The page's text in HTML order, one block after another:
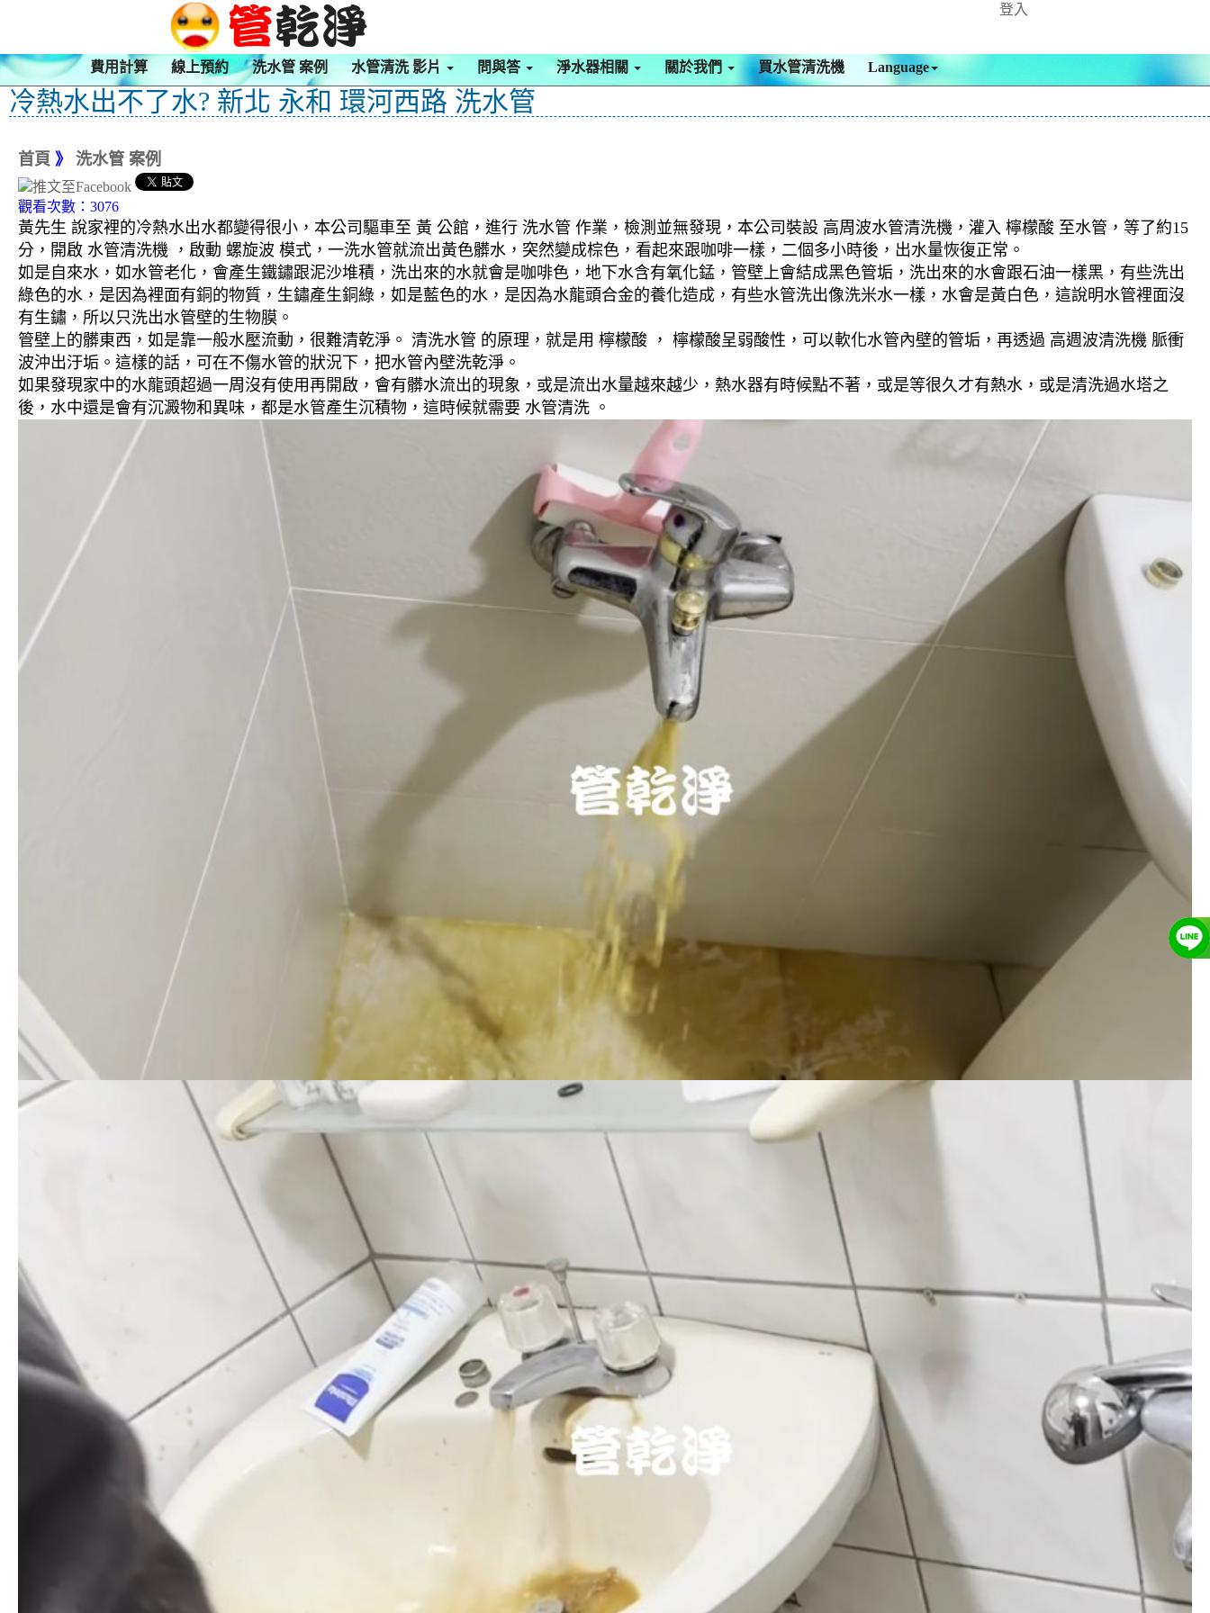
登入
費用計算 線上預約 洗水管 案例 水管清洗 影片 問與答 淨水器相關 關於我們 買水管清洗機 Language
冷熱水出不了水? 新北 永和 環河西路 洗水管
首頁 》 洗水管 案例
觀看次數：3076
黃先生 說家裡的冷熱水出水都變得很小，本公司驅車至 黃 公館，進行 洗水管 作業，檢測並無發現，本公司裝設 高周波水管清洗機，灌入 檸檬酸 至水管，等了約15
分，開啟 水管清洗機 ，啟動 螺旋波 模式，一洗水管就流出黃色髒水，突然變成棕色，看起來跟咖啡一樣，二個多小時後，出水量恢復正常。
如是自來水，如水管老化，會產生鐵鏽跟泥沙堆積，洗出來的水就會是咖啡色，地下水含有氧化錳，管壁上會結成黑色管垢，洗出來的水會跟石油一樣黑，有些洗出
綠色的水，是因為裡面有銅的物質，生鏽產生銅綠，如是藍色的水，是因為水龍頭合金的養化造成，有些水管洗出像洗米水一樣，水會是黃白色，這說明水管裡面沒
有生鏽，所以只洗出水管壁的生物膜。
管壁上的髒東西，如是靠一般水壓流動，很難清乾淨。 清洗水管 的原理，就是用 檸檬酸 ， 檸檬酸呈弱酸性，可以軟化水管內壁的管垢，再透過 高週波清洗機 脈衝
波沖出汙垢。這樣的話，可在不傷水管的狀況下，把水管內壁洗乾淨。
如果發現家中的水龍頭超過一周沒有使用再開啟，會有髒水流出的現象，或是流出水量越來越少，熱水器有時候點不著，或是等很久才有熱水，或是清洗過水塔之
後，水中還是會有沉澱物和異味，都是水管產生沉積物，這時候就需要 水管清洗 。